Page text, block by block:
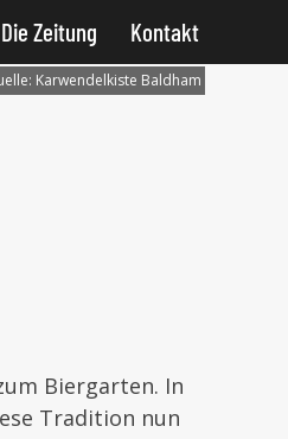
Die Zeitung Kontakt
Karwendelkiste Baldham
Biergarten. In
Tradition nun